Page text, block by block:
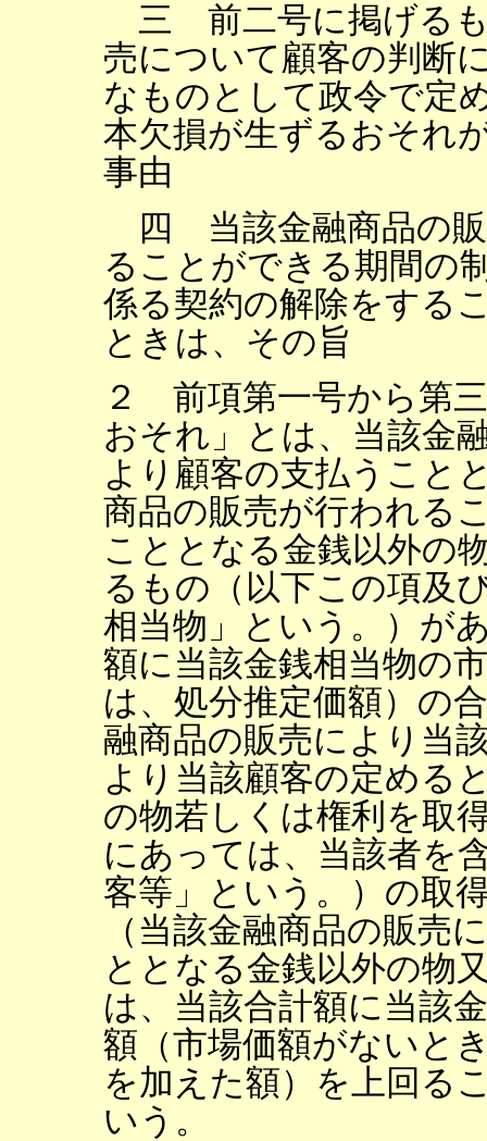
三 前二号に掲げるも
売について顧客の判断
なものとして政令で定
本欠損が生ずるおそれ
事由
四 当該金融商品の販
ることができる期間の
係る契約の解除をする
ときは、その旨
２ 前項第一号から第
おそれ」とは、当該金
より顧客の支払うこと
商品の販売が行われる
こととなる金銭以外の
るもの（以下この項及
相当物」という。）が
額に当該金銭相当物の
は、処分推定価額）の
融商品の販売により当
より当該顧客の定める
の物若しくは権利を取
にあっては、当該者を
客等」という。）の取
（当該金融商品の販売
ととなる金銭以外の物
は、当該合計額に当該
額（市場価額がないと
を加えた額）を上回る
いう。